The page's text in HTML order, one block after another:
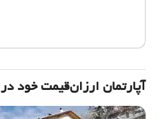
آپارتمان ارزان‌قیمت خود در Ortisei را رزرو کنید